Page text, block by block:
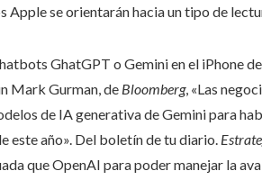
Apple se orientarán hacia un tipo de
GhatGPT o Gemini en el iPhone
Mark Gurman, de Bloomberg, «Las
de IA generativa de Gemini para
este año». Del boletín de tu diario.
que OpenAI para poder manejar la